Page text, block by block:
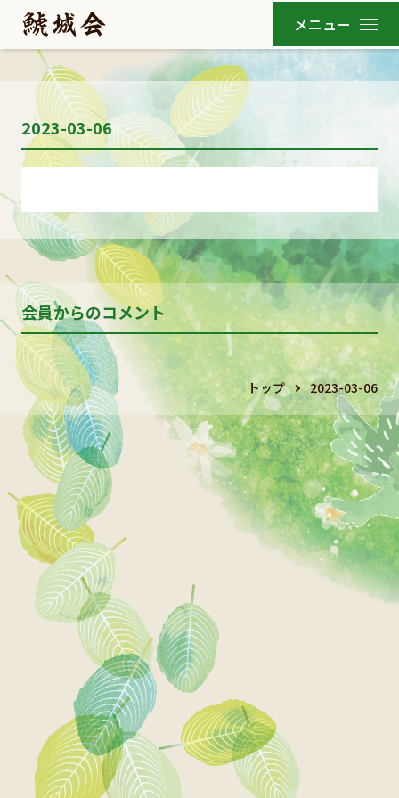
2023-03-06
会員からのコメント
トップ 2023-03-06